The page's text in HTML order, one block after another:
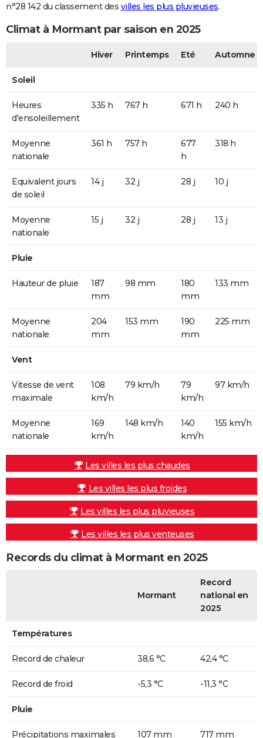
n°28 142 du classement des villes les plus pluvieuses.
Climat à Mormant par saison en 2025
Hiver Printemps Eté Automne
Soleil
Heures
d'ensoleillement
335 h 767 h 671 h 240 h
Moyenne
nationale
361 h 757 h
677
h
318 h
Equivalent jours
de soleil
14 j 32 j 28 j 10 j
Moyenne
nationale
15 j 32 j 28 j 13 j
Pluie
Hauteur de pluie
187
mm
98 mm
180
mm
133 mm
Moyenne
nationale
204
mm
153 mm
190
mm
225 mm
Vent
Vitesse de vent
maximale
108
km/h
79 km/h
79
km/h
97 km/h
Moyenne
nationale
169
km/h
148 km/h
140
km/h
155 km/h
Les villes les plus chaudes
Les villes les plus froides
Les villes les plus pluvieuses
Les villes les plus venteuses
Records du climat à Mormant en 2025
Mormant
Record
national en
2025
Températures
Record de chaleur 38,6 °C 42,4 °C
Record de froid -5,3 °C -11,3 °C
Pluie
Précipitations maximales 107 mm 717 mm